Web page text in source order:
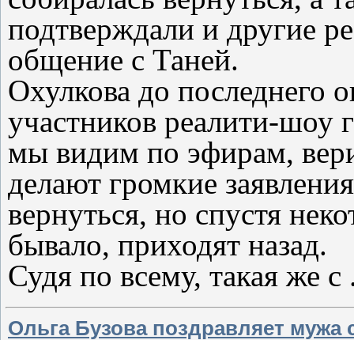
подтверждали и другие
общение с Таней.
Охулкова до последнего
участников реалити-
мы видим по эфирам,
делают громкие
вернуться, но спустя
бывало, приходят назад.
Судя по всему, такая же с
Ольга Бузова поздравляет мужа